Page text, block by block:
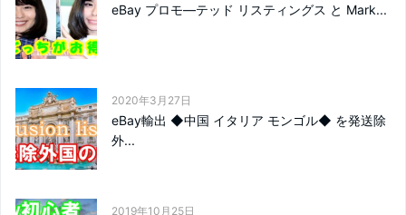
eBay プロモ―テッド リスティングス と Mark...
2020年3月27日
eBay輸出 ◆中国 イタリア モンゴル◆ を発送除
外...
2019年10月25日